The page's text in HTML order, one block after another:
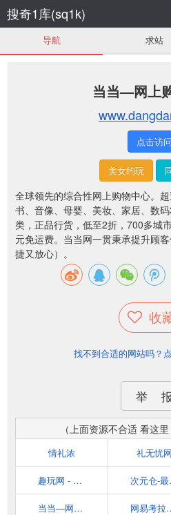
搜奇1库(sq1k)
导航 求站
当当—网上
点击访问
美女约玩
全球领先的综合性网上购物中心。
书、音像、母婴、美妆、家居、数
类，正品行货，低至2折，700多城
元免运费。当当网一贯秉承提升顾
捷又放心）。
收
找不到合适的网站吗？
举
（上面资源不合适 看这
情礼浓 礼无忧网
趣玩网 - 创意家居、创意礼物、原创设计师、极客数码，一切为了有趣好玩 次元
当当—网上购物中心 网易